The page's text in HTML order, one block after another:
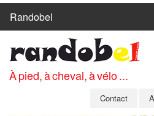
Randobel
CIRCUITS
CLUBS
À pied, à cheval, à vélo ...
Contact